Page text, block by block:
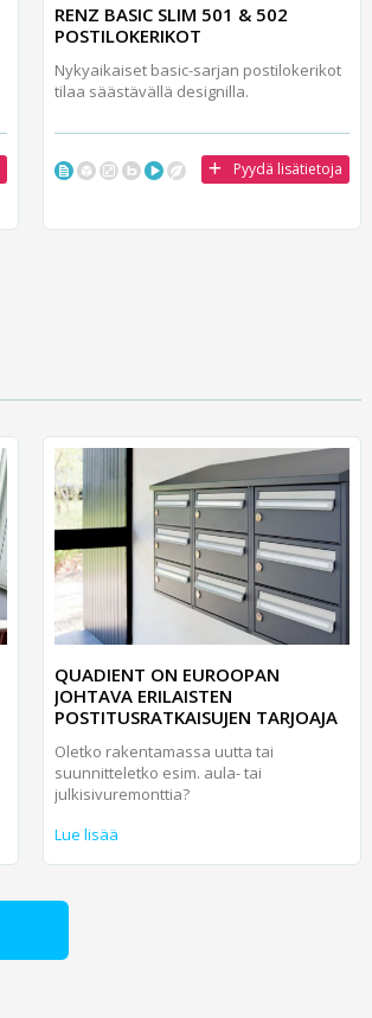
RENZ BASIC SLIM 501 & 502
POSTILOKERIKOT
Nykyaikaiset basic-sarjan postilokerikot
tilaa säästävällä designilla.
Pyydä lisätietoja
QUADIENT ON EUROOPAN
JOHTAVA ERILAISTEN
POSTITUSRATKAISUJEN TARJOAJA
Oletko rakentamassa uutta tai
suunnitteletko esim. aula- tai
julkisivuremonttia?
Lue lisää